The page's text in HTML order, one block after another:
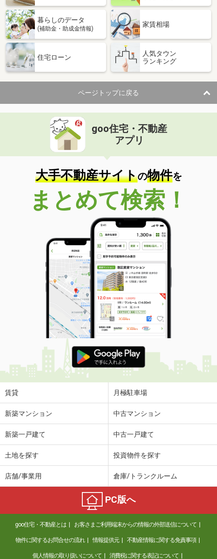
暮らしのデータ
(補助金・助成金情報)
家賃相場
住宅ローン
人気タウン
ランキング
ページトップに戻る
goo住宅・不動産
アプリ
大手不動産サイトの物件を
まとめて検索！
賃貸 月極駐車場
新築マンション 中古マンション
新築一戸建て 中古一戸建て
土地を探す 投資物件を探す
店舗/事業用 倉庫/トランクルーム
PC版へ
goo住宅・不動産とは お客さまご利用端末からの情報の外部送信について
物件に関するお問合せの流れ 情報提供元 不動産情報に関する免責事項
個人情報の取り扱いについて 消費税に関する表記について